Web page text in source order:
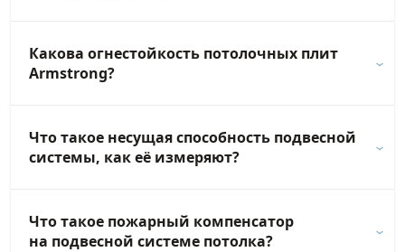
Какова огнестойкость потолочных плит
Armstrong?
Что такое несущая способность подвесной
системы, как её измеряют?
Что такое пожарный компенсатор
на подвесной системе потолка?